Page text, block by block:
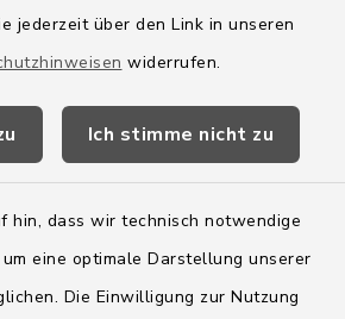
jederzeit über den Link in unseren
widerrufen.
Ich stimme nicht zu
hin, dass wir technisch notwendige
eine optimale Darstellung unserer
Die Einwilligung zur Nutzung